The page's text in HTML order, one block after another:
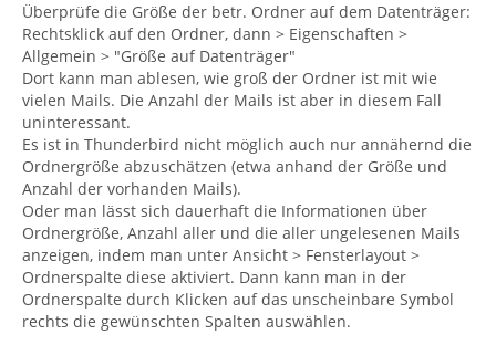
Überprüfe die Größe der betr. Ordner auf dem Datenträger:
Rechtsklick auf den Ordner, dann > Eigenschaften >
Allgemein > "Größe auf Datenträger"
Dort kann man ablesen, wie groß der Ordner ist mit wie
vielen Mails. Die Anzahl der Mails ist aber in diesem Fall
uninteressant.
Es ist in Thunderbird nicht möglich auch nur annähernd die
Ordnergröße abzuschätzen (etwa anhand der Größe und
Anzahl der vorhanden Mails).
Oder man lässt sich dauerhaft die Informationen über
Ordnergröße, Anzahl aller und die aller ungelesenen Mails
anzeigen, indem man unter Ansicht > Fensterlayout >
Ordnerspalte diese aktiviert. Dann kann man in der
Ordnerspalte durch Klicken auf das unscheinbare Symbol
rechts die gewünschten Spalten auswählen.